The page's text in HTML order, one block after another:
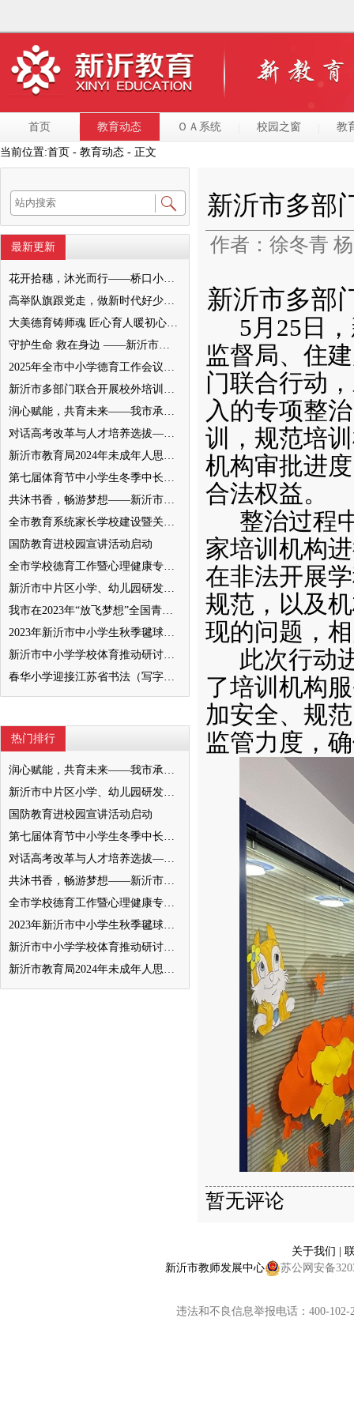
首页 教育动态 ＯＡ系统 校园之窗 教
当前位置:首页 - 教育动态 - 正文
最新更新
花开拾穗，沐光而行——桥口小学“大美德育之家校和美”暨2022级十岁成长仪式圆满举行
高举队旗跟党走，做新时代好少年—— 新沂市唐店第二小学六一文艺汇演圆满落幕
大美德育铸师魂 匠心育人暖初心 ——墨河中心小学第一期班主任培训活动圆满举行
守护生命 救在身边 ——新沂市新安小学一分校急救知识培训
2025年全市中小学德育工作会议召开
新沂市多部门联合开展校外培训机构专项整治行动
润心赋能，共育未来——我市承办徐州市“润心”行动暨家庭教育宣传周展示活动
对话高考改革与人才培养选拔——我与清北教授面对面
新沂市教育局2024年未成年人思想道德建设工作品牌——家校共育新活力“5A家庭教育陪跑行动”
第七届体育节中小学生冬季中长跑、跳绳比赛举行
共沐书香，畅游梦想——新沂市缔造完美教室名师工作室到唐店尚营小学捐赠图书
全市教育系统家长学校建设暨关工委优质化创建工作推进会召开
国防教育进校园宣讲活动启动
全市学校德育工作暨心理健康专项督导迎检会议召开
新沂市中片区小学、幼儿园研发卓越课程暨班主任素养提升培训活动举行
我市在2023年“放飞梦想”全国青少年纸飞机教育竞赛（江苏省总决赛）获得佳绩
2023年新沂市中小学生秋季毽球比赛举行
新沂市中小学学校体育推动研讨会举行
春华小学迎接江苏省书法（写字）特色学校验收
热门排行
润心赋能，共育未来——我市承办徐州市“润心”行动暨家庭教育宣传周展示活动
新沂市中片区小学、幼儿园研发卓越课程暨班主任素养提升培训活动举行
国防教育进校园宣讲活动启动
第七届体育节中小学生冬季中长跑、跳绳比赛举行
对话高考改革与人才培养选拔——我与清北教授面对面
共沐书香，畅游梦想——新沂市缔造完美教室名师工作室到唐店尚营小学捐赠图书
全市学校德育工作暨心理健康专项督导迎检会议召开
2023年新沂市中小学生秋季毽球比赛举行
新沂市中小学学校体育推动研讨会举行
新沂市教育局2024年未成年人思想道德建设工作品牌——家校共育新活力“5A家庭教育陪跑行动”
新沂市多部
作者：徐冬青
新沂市多部
5月25日
监督局、住
门联合行动
入的专项整
训，规范培
机构审批进
合法权益。
整治过程
家培训机构
在非法开展
规范，以及
现的问题，
此次行动
了培训机构
加安全、规
监管力度，
暂无评论
关于我们 |
新沂市教师发展中心
苏公网安备
违法和不良信息举报电话：400-